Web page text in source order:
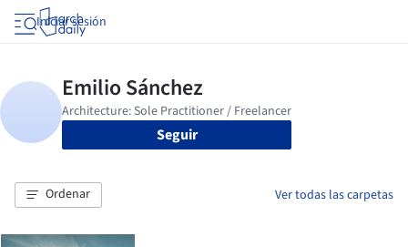
Iniciar sesión
Seguir
Ordenar Ver todas las carpetas